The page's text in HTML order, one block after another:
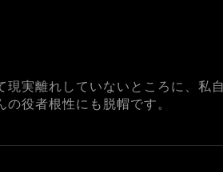
実離れしていないところに、私
役者根性にも脱帽です。